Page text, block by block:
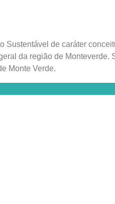
Sustentável de caráter
da região de Monteverde.
Monte Verde.